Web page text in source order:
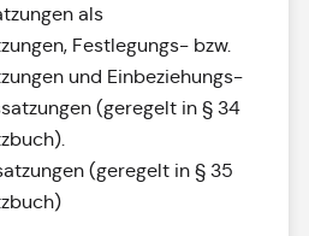
als
Festlegungs- bzw.
und Einbeziehungs-
(geregelt in § 34
(geregelt in § 35